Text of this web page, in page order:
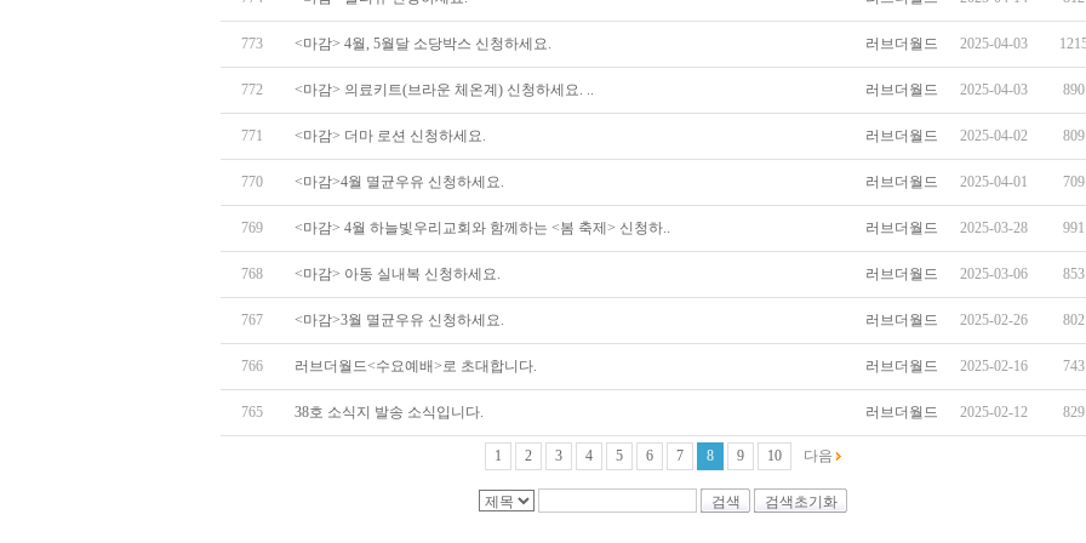
773 <마감> 4월, 5월달 소당박스 신청하세요. 러브더월드 2025-04-03
772 <마감> 의료키트(브라운 체온계) 신청하세요. .. 러브더월드 2025-04-03 890
771 <마감> 더마 로션 신청하세요. 러브더월드 2025-04-02 809
770 <마감>4월 멸균우유 신청하세요. 러브더월드 2025-04-01 709
769 <마감> 4월 하늘빛우리교회와 함께하는 <봄 축제> 신청하.. 러브더월드 2025-03-28 991
768 <마감> 아동 실내복 신청하세요. 러브더월드 2025-03-06 853
767 <마감>3월 멸균우유 신청하세요. 러브더월드 2025-02-26 802
766 러브더월드<수요예배>로 초대합니다. 러브더월드 2025-02-16 743
765 38호 소식지 발송 소식입니다. 러브더월드 2025-02-12 829
1 2 3 4 5 6 7 8 9 10 다음
검색 검색초기화